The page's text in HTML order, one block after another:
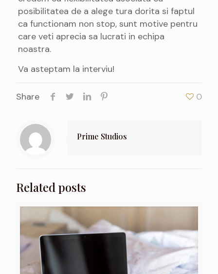
posibilitatea de a alege tura dorita si faptul
ca functionam non stop, sunt motive pentru
care veti aprecia sa lucrati in echipa
noastra.
Va asteptam la interviu!
Share 0
Prime Studios
Related posts